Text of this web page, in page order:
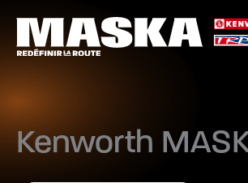
contenu
Kenworth